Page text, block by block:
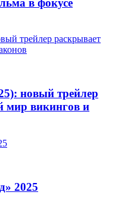
в фокусе
новый трейлер
мир викингов и
2025